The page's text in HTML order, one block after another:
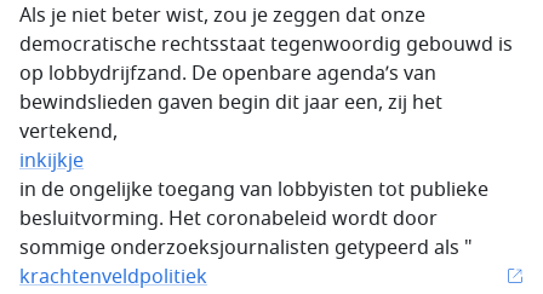
Als je niet beter wist, zou je zeggen dat onze
democratische rechtsstaat tegenwoordig gebouwd is
op lobbydrijfzand. De openbare agenda’s van
bewindslieden gaven begin dit jaar een, zij het
vertekend,
inkijkje
in de ongelijke toegang van lobbyisten tot publieke
besluitvorming. Het coronabeleid wordt door
sommige onderzoeksjournalisten getypeerd als "
krachtenveldpolitiek